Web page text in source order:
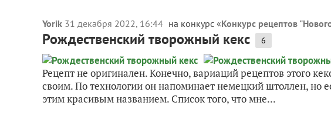
Yorik 31 декабря 2022, 16:44 на конкурс «Конкурс рецептов
Рождественский творожный кекс 6
Рецепт не оригинален. Конечно, вариаций рецептов этого
своим. По технологии он напоминает немецкий штоллен, но
этим красивым названием. Список того, что мне...